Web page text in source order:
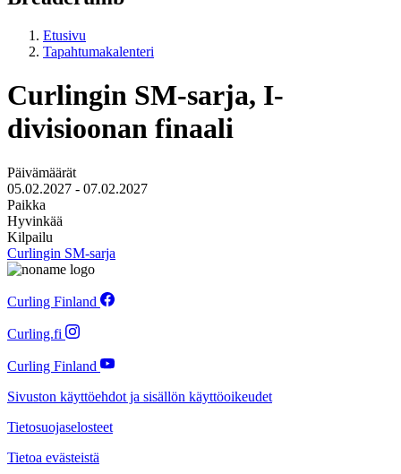
Etusivu
Tapahtumakalenteri
Curlingin SM-sarja, I-
divisioonan finaali
Päivämäärät
05.02.2027 - 07.02.2027
Paikka
Hyvinkää
Kilpailu
Curlingin SM-sarja
Curling Finland
Curling.fi
Curling Finland
Sivuston käyttöehdot ja sisällön käyttöoikeudet
Tietosuojaselosteet
Tietoa evästeistä